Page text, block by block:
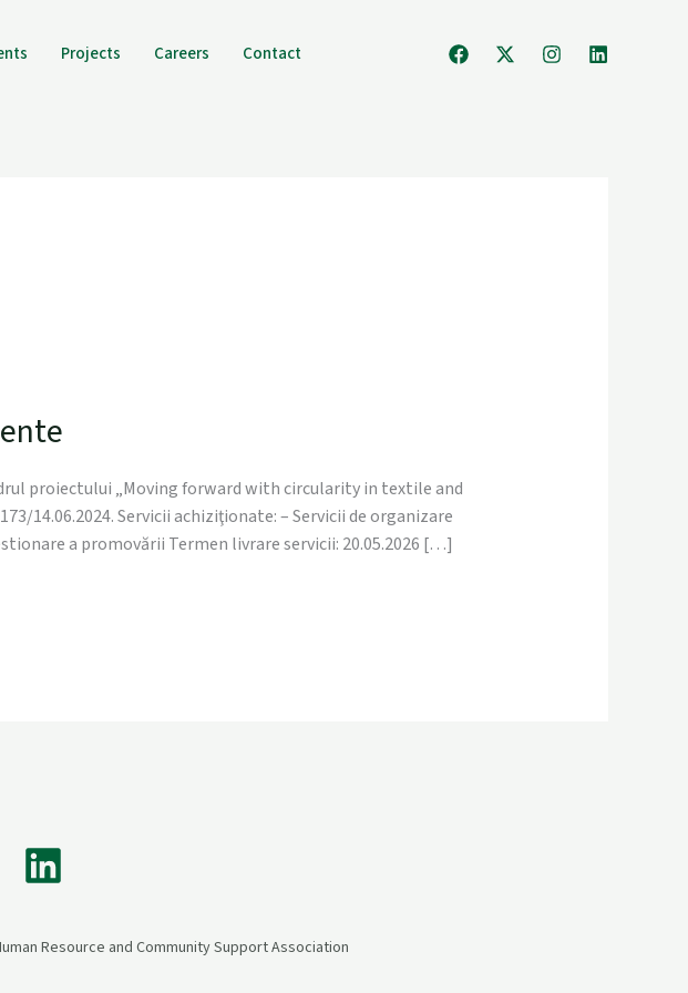
Projects Careers Contact
proiectului „Moving forward with circularity in textile and
14.06.2024. Servicii achiziţionate: – Servicii de organizare
a promovării Termen livrare servicii: 20.05.2026 […]
Resource and Community Support Association